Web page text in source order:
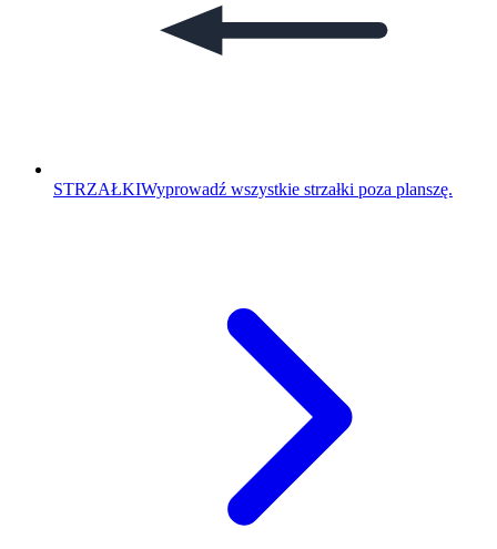
STRZAŁKIWyprowadź wszystkie strzałki poza planszę.